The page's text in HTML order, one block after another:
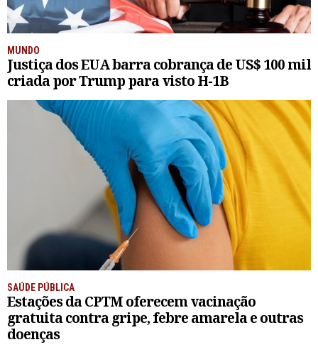
MUNDO
Justiça dos EUA barra cobrança de US$ 100 mil
criada por Trump para visto H-1B
SAÚDE PÚBLICA
Estações da CPTM oferecem vacinação
gratuita contra gripe, febre amarela e outras
doenças